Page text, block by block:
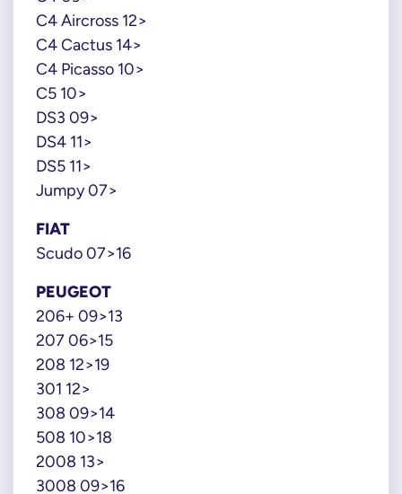
C4 Aircross 12>
C4 Cactus 14>
C4 Picasso 10>
C5 10>
DS3 09>
DS4 11>
DS5 11>
Jumpy 07>
FIAT
Scudo 07>16
PEUGEOT
206+ 09>13
207 06>15
208 12>19
301 12>
308 09>14
508 10>18
2008 13>
3008 09>16